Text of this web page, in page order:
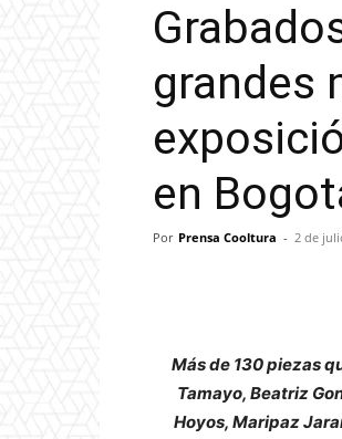
grandes
en
Por Prensa Cooltura - 2 de
Más de 130 piezas
Tamayo, Beatriz
Hoyos, Maripaz